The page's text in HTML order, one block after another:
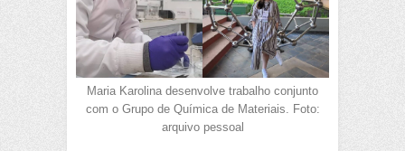
Maria Karolina desenvolve trabalho conjunto
com o Grupo de Química de Materiais. Foto:
arquivo pessoal